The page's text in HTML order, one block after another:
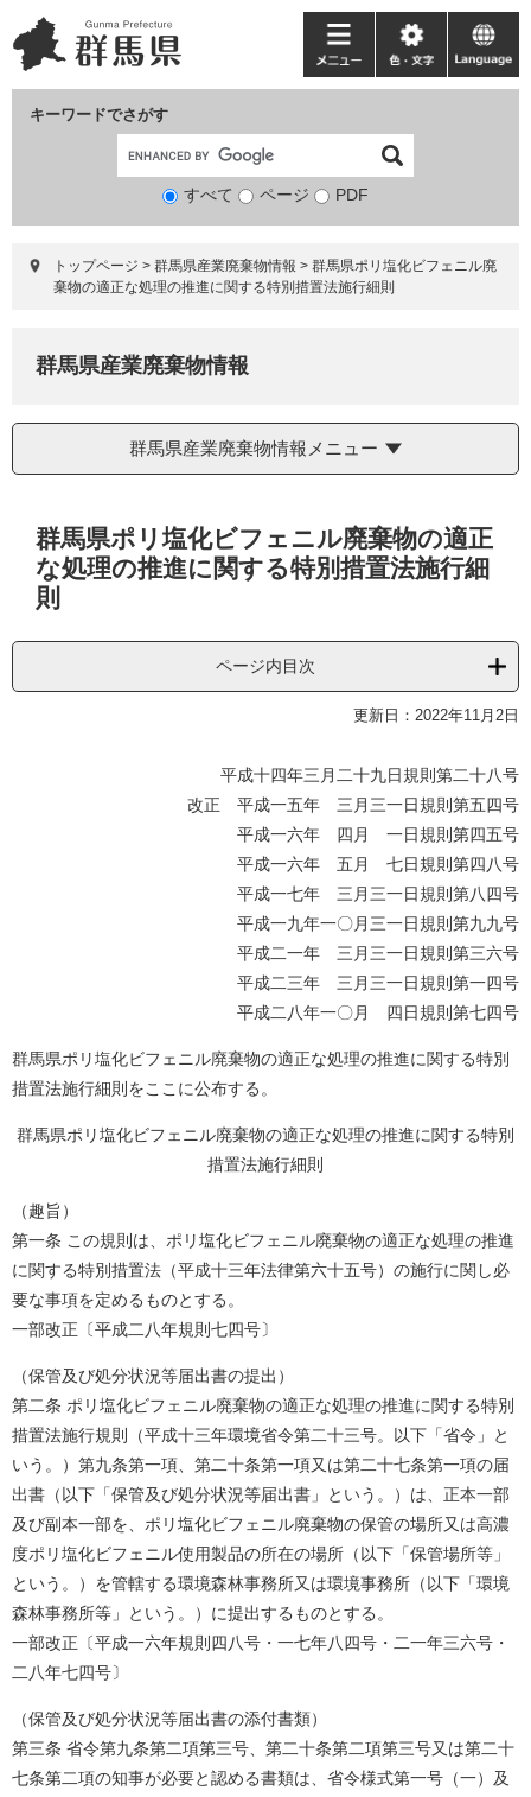
ー
ジ
ニ
ュ
て
キーワードでさがす
検
象
すべて ページ PDF
メ
ニ
ー
色・
文
language
トップページ > 群馬県産業廃棄物情報 > 群馬県ポリ塩化ビフェニル廃
棄物の適正な処理の推進に関する特別措置法施行細則
群馬県産業廃棄物情報
群馬県産業廃棄物情報メニュー
群馬県ポリ塩化ビフェニル廃棄物の適正
な処理の推進に関する特別措置法施行細
則
ページ内目次
更新日：2022年11月2日
平成十四年三月二十九日規則第二十八号
改正 平成一五年 三月三一日規則第五四号
平成一六年 四月 一日規則第四五号
平成一六年 五月 七日規則第四八号
平成一七年 三月三一日規則第八四号
平成一九年一〇月三一日規則第九九号
平成二一年 三月三一日規則第三六号
平成二三年 三月三一日規則第一四号
平成二八年一〇月 四日規則第七四号
群馬県ポリ塩化ビフェニル廃棄物の適正な処理の推進に関する特別
措置法施行細則をここに公布する。
群馬県ポリ塩化ビフェニル廃棄物の適正な処理の推進に関する特別
措置法施行細則
（趣旨）
第一条 この規則は、ポリ塩化ビフェニル廃棄物の適正な処理の推進
に関する特別措置法（平成十三年法律第六十五号）の施行に関し必
要な事項を定めるものとする。
一部改正〔平成二八年規則七四号〕
（保管及び処分状況等届出書の提出）
第二条 ポリ塩化ビフェニル廃棄物の適正な処理の推進に関する特別
措置法施行規則（平成十三年環境省令第二十三号。以下「省令」と
いう。）第九条第一項、第二十条第一項又は第二十七条第一項の届
出書（以下「保管及び処分状況等届出書」という。）は、正本一部
及び副本一部を、ポリ塩化ビフェニル廃棄物の保管の場所又は高濃
度ポリ塩化ビフェニル使用製品の所在の場所（以下「保管場所等」
という。）を管轄する環境森林事務所又は環境事務所（以下「環境
森林事務所等」という。）に提出するものとする。
一部改正〔平成一六年規則四八号・一七年八四号・二一年三六号・
二八年七四号〕
（保管及び処分状況等届出書の添付書類）
第三条 省令第九条第二項第三号、第二十条第二項第三号又は第二十
七条第二項の知事が必要と認める書類は、省令様式第一号（一）及